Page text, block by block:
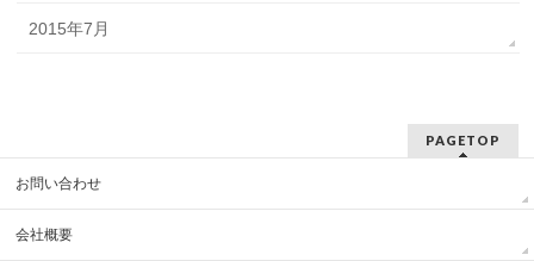
2015年7月
PAGETOP
お問い合わせ
会社概要